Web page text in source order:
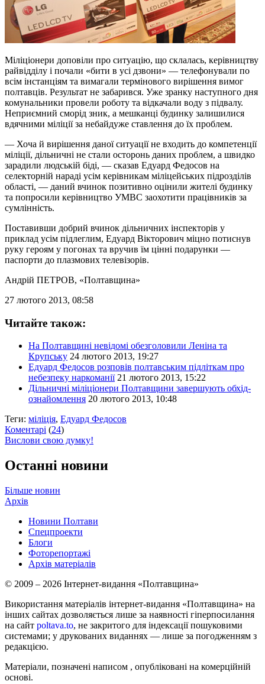
Міліціонери доповіли про ситуацію, що склалась, керівництву
райвідділу і почали «бити в усі дзвони» — телефонували по
всім інстанціям та вимагали термінового вирішення вимог
полтавців. Результат не забарився. Уже зранку наступного дня
комунальники провели роботу та відкачали воду з підвалу.
Неприємний сморід зник, а мешканці будинку залишилися
вдячними міліції за небайдуже ставлення до їх проблем.
— Хоча й вирішення даної ситуації не входить до компетенції
міліції, дільничні не стали осторонь даних проблем, а швидко
зарадили людській біді, — сказав Едуард Федосов на
селекторній нараді усім керівникам міліцейських підрозділів
області, — даний вчинок позитивно оцінили жителі будинку
та попросили керівництво УМВС заохотити працівників за
сумлінність.
Поставивши добрий вчинок дільничних інспекторів у
приклад усім підлеглим, Едуард Вікторович міцно потиснув
руку героям у погонах та вручив їм цінні подарунки —
паспорти до плазмових телевізорів.
Андрій ПЕТРОВ, «Полтавщина»
27 лютого 2013, 08:58
Читайте також:
На Полтавщині невідомі обезголовили Леніна та
Крупську 24 лютого 2013, 19:27
Едуард Федосов розповів полтавським підліткам про
небезпеку наркоманії 21 лютого 2013, 15:22
Дільничні міліціонери Полтавщини завершують обхід-
ознайомлення 20 лютого 2013, 10:48
Теги: міліція, Едуард Федосов
Коментарі (24)
Вислови свою думку!
Останні новини
Більше новин
Архів
Новини Полтави
Спецпроекти
Блоги
Фоторепортажі
Архів матеріалів
© 2009 – 2026 Інтернет-видання «Полтавщина»
Використання матеріалів інтернет-видання «Полтавщина» на
інших сайтах дозволяється лише за наявності гіперпосилання
на сайт poltava.to, не закритого для індексації пошуковими
системами; у друкованих виданнях — лише за погодженням з
редакцією.
Матеріали, позначені написом , опубліковані на комерційній
основі.